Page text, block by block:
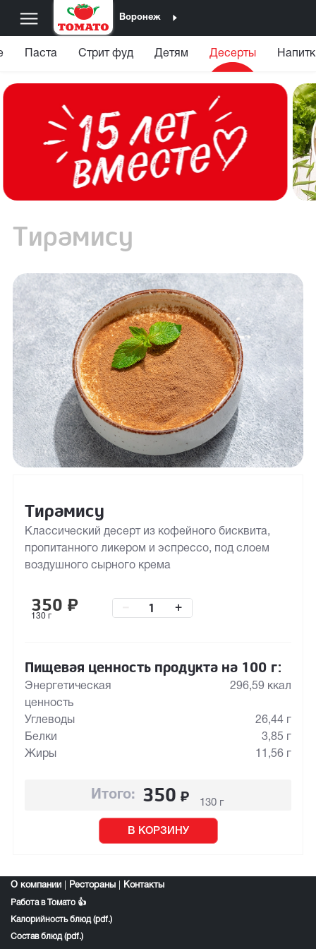
Воронеж
Паста Стрит фуд Детям Десерты
Тирамису
Тирамису
Классический десерт из кофейного бисквита,
пропитанного ликером и эспрессо, под слоем
воздушного сырного крема
350 ₽
130 г
+
Пищевая ценность продукта на 100 г:
Энергетическая
ценность
296,59 ккал
Углеводы
26,44 г
Белки
3,85 г
Жиры
11,56 г
Итого: 350 ₽ 130 г
В КОРЗИНУ
О компании Рестораны Контакты
Работа в Томато 👍
Калорийность блюд (pdf.)
Состав блюд (pdf.)